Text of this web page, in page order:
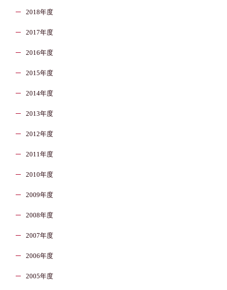
2018年度
2017年度
2016年度
2015年度
2014年度
2013年度
2012年度
2011年度
2010年度
2009年度
2008年度
2007年度
2006年度
2005年度